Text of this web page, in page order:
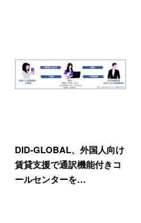
DID-GLOBAL、外国人向け
賃貸支援で通訳機能付きコ
ールセンターを…